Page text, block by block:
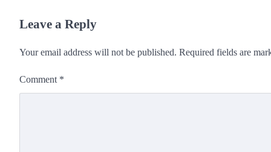
Leave a Reply
Your email address will not be published. Required fields are
Comment *